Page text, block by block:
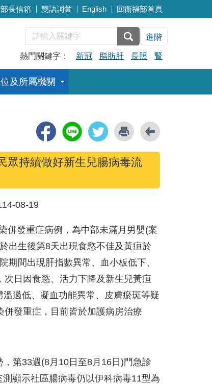
部長信箱 雙語詞彙 English 回衛福部首頁
進階
熱門關鍵字： 新冠 脂肪肝 長照 腎
及所屬機關
眾持續做好新生兒腸病毒流
08-19
併發重症病例，為中部未滿月男嬰(案
出生後第8天出現食慾不佳及黃疸於
期間出現肝指數異常、血小板低下、
日因食慾、活力下降及新生兒黃疸
過低、凝血功能異常、皮膚瘀斑等疑
發重症，目前皆於加護病房治療
第33週(8月10日至8月16日)門急診
顯示社區腸病毒仍以伊科病毒11型為